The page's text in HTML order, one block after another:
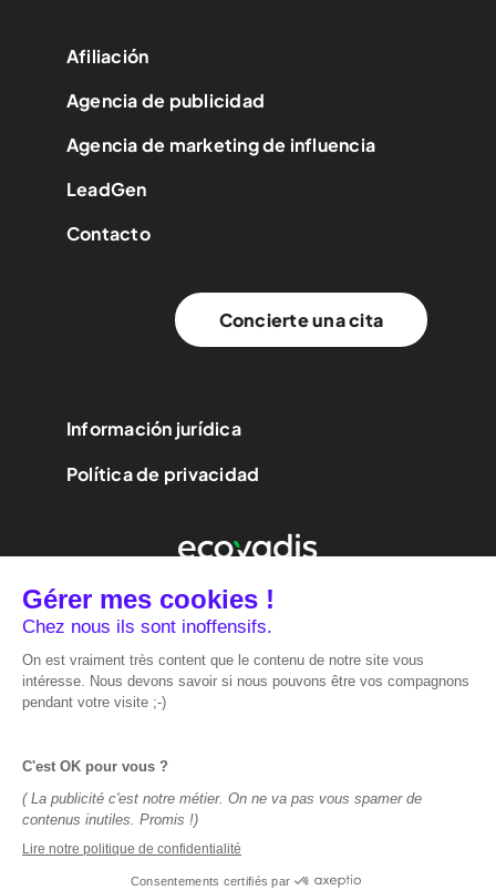
Afiliación
Agencia de publicidad
Agencia de marketing de influencia
LeadGen
Contacto
Concierte una cita
Información jurídica
Política de privacidad
We are
performance
marketing